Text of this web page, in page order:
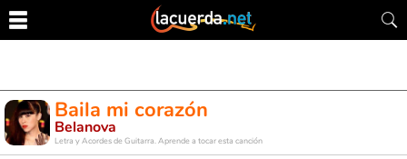
Baila mi corazón
Belanova
Letra y Acordes de Guitarra. Aprende a tocar esta canción